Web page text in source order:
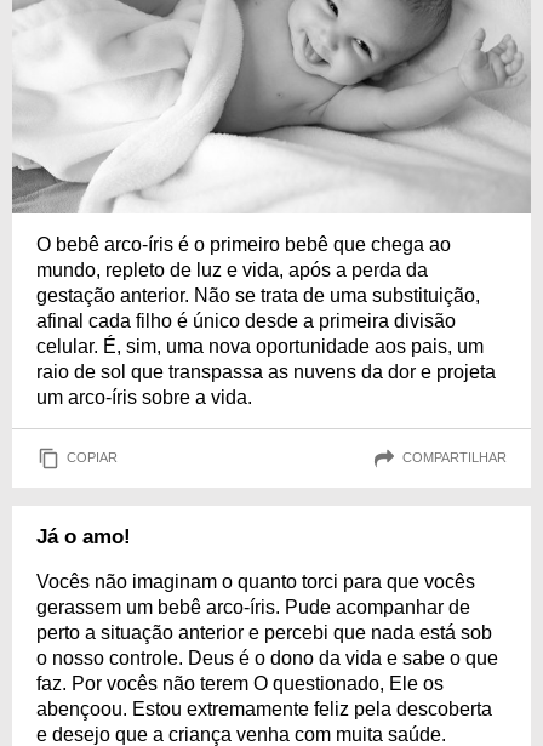
O bebê arco-íris é o primeiro bebê que chega ao
mundo, repleto de luz e vida, após a perda da
gestação anterior. Não se trata de uma substituição,
afinal cada filho é único desde a primeira divisão
celular. É, sim, uma nova oportunidade aos pais, um
raio de sol que transpassa as nuvens da dor e projeta
um arco-íris sobre a vida.
COPIAR COMPARTILHAR
Já o amo!
Vocês não imaginam o quanto torci para que vocês
gerassem um bebê arco-íris. Pude acompanhar de
perto a situação anterior e percebi que nada está sob
o nosso controle. Deus é o dono da vida e sabe o que
faz. Por vocês não terem O questionado, Ele os
abençoou. Estou extremamente feliz pela descoberta
e desejo que a criança venha com muita saúde.